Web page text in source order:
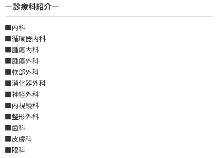
―診療科紹介―
■内科
■循環器内科
■腫瘍内科
■腫瘍外科
■軟部外科
■消化器外科
■神経外科
■内視鏡科
■整形外科
■歯科
■皮膚科
■眼科